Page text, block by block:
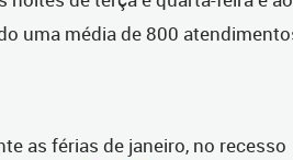
uma média de 800
as férias de janeiro, no recesso